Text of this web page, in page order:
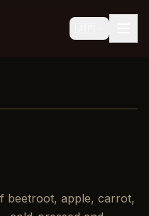
beetroot, apple, carrot,